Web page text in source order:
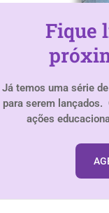
Fique
Já temos uma série
para serem lançados.
ações